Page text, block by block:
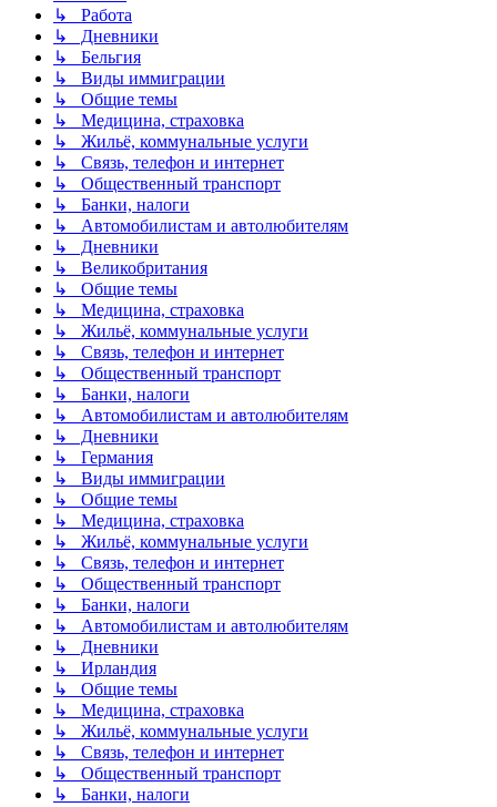
↳ Работа
↳ Дневники
↳ Бельгия
↳ Виды иммиграции
↳ Общие темы
↳ Медицина, страховка
↳ Жильё, коммунальные услуги
↳ Связь, телефон и интернет
↳ Общественный транспорт
↳ Банки, налоги
↳ Автомобилистам и автолюбителям
↳ Дневники
↳ Великобритания
↳ Общие темы
↳ Медицина, страховка
↳ Жильё, коммунальные услуги
↳ Связь, телефон и интернет
↳ Общественный транспорт
↳ Банки, налоги
↳ Автомобилистам и автолюбителям
↳ Дневники
↳ Германия
↳ Виды иммиграции
↳ Общие темы
↳ Медицина, страховка
↳ Жильё, коммунальные услуги
↳ Связь, телефон и интернет
↳ Общественный транспорт
↳ Банки, налоги
↳ Автомобилистам и автолюбителям
↳ Дневники
↳ Ирландия
↳ Общие темы
↳ Медицина, страховка
↳ Жильё, коммунальные услуги
↳ Связь, телефон и интернет
↳ Общественный транспорт
↳ Банки, налоги